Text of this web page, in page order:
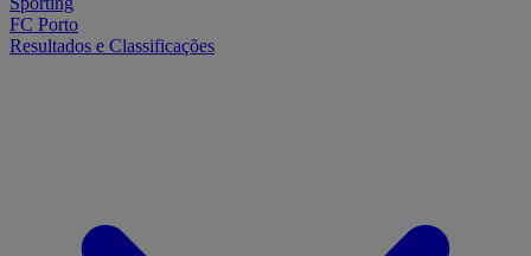
FC Porto
Resultados e Classificações